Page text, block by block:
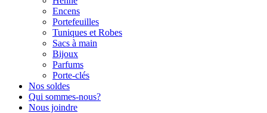
Encens
Portefeuilles
Tuniques et Robes
Sacs à main
Bijoux
Parfums
Porte-clés
Nos soldes
Qui sommes-nous?
Nous joindre